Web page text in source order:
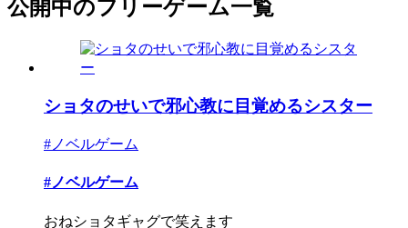
公開中のフリーゲーム一覧
ショタのせいで邪心教に目覚めるシスター
#ノベルゲーム
#ノベルゲーム
おねショタギャグで笑えます